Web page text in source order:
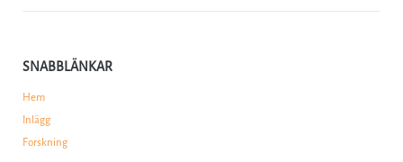
SNABBLÄNKAR
Hem
Inlägg
Forskning